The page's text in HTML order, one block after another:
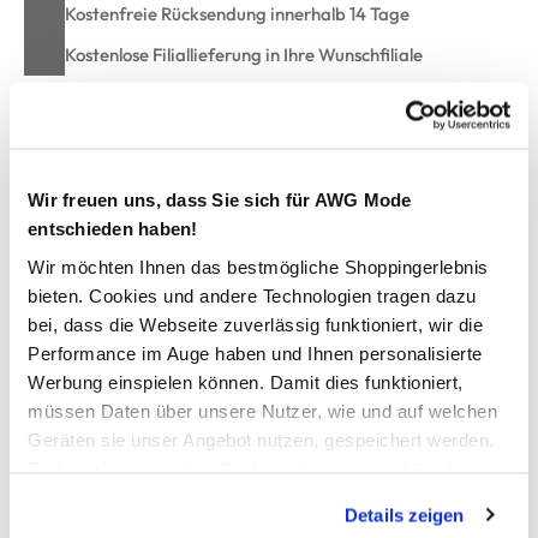
Wir freuen uns, dass Sie sich für AWG Mode
entschieden haben!
Wir möchten Ihnen das bestmögliche Shoppingerlebnis
bieten. Cookies und andere Technologien tragen dazu
bei, dass die Webseite zuverlässig funktioniert, wir die
Performance im Auge haben und Ihnen personalisierte
Werbung einspielen können. Damit dies funktioniert,
müssen Daten über unsere Nutzer, wie und auf welchen
Geräten sie unser Angebot nutzen, gespeichert werden.
werden, werden bei der Nutzung der Webseite auf jeden
Details zeigen
Kostenfreie Rücksendung innerhalb 14 Tage
Kostenlose Filiallieferung in Ihre Wunschfiliale
hübsche Bluse von Sonja Blank
Serafinoausschnitt geht in kurze Knopfleiste über
mit Zierband verschönert
lange Ärmel mit Manschette und Knopf
lassen sich aber auch krempeln mit Riegel und Knopf
super softe, leicht fliesende Qualität